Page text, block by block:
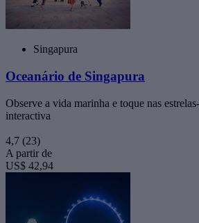
Singapura
Oceanário de Singapura
Observe a vida marinha e toque nas
interactiva
4,7 (23)
A partir de
US$ 42,94